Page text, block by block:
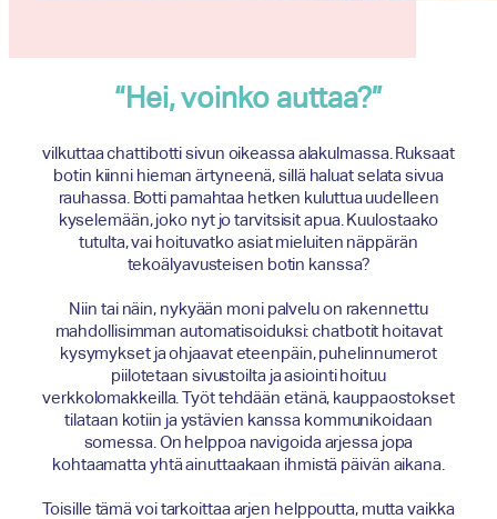
“Hei, voinko auttaa?”
vilkuttaa chattibotti sivun oikeassa alakulmassa. Ruksaat
botin kiinni hieman ärtyneenä, sillä haluat selata sivua
rauhassa. Botti pamahtaa hetken kuluttua uudelleen
kyselemään, joko nyt jo tarvitsisit apua. Kuulostaako
tutulta, vai hoituvatko asiat mieluiten näppärän
tekoälyavusteisen botin kanssa?
Niin tai näin, nykyään moni palvelu on rakennettu
mahdollisimman automatisoiduksi: chatbotit hoitavat
kysymykset ja ohjaavat eteenpäin, puhelinnumerot
piilotetaan sivustoilta ja asiointi hoituu
verkkolomakkeilla. Työt tehdään etänä, kauppaostokset
tilataan kotiin ja ystävien kanssa kommunikoidaan
somessa. On helppoa navigoida arjessa jopa
kohtaamatta yhtä ainuttaakaan ihmistä päivän aikana.
Toisille tämä voi tarkoittaa arjen helppoutta, mutta vaikka